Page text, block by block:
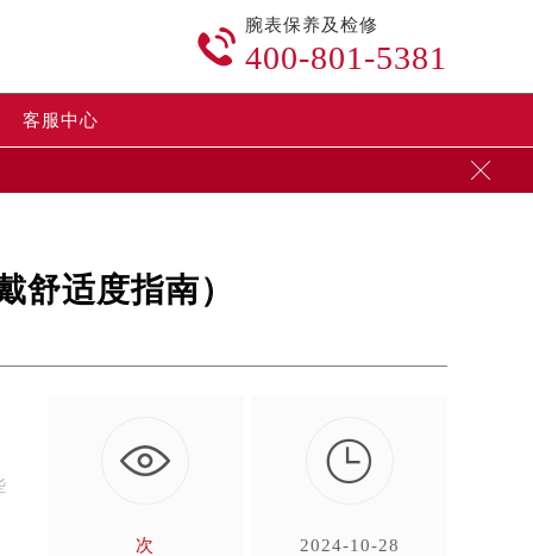

腕表保养及检修
400-801-5381
客服中心

舒适度指南）
次

2024-10-28